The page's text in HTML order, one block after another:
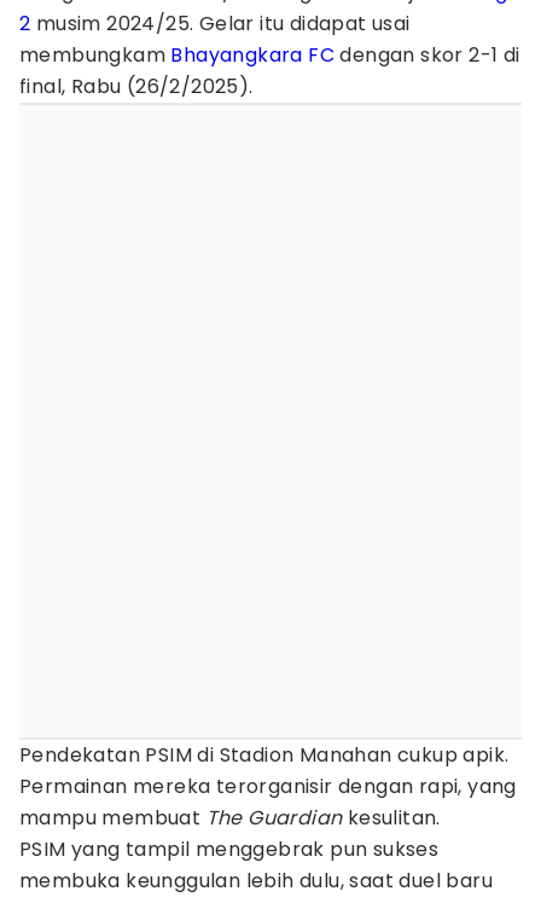
2 musim 2024/25. Gelar itu didapat usai
membungkam Bhayangkara FC dengan skor 2-1 di
final, Rabu (26/2/2025).
Pendekatan PSIM di Stadion Manahan cukup apik.
Permainan mereka terorganisir dengan rapi, yang
mampu membuat The Guardiankesulitan.
PSIM yang tampil menggebrak pun sukses
membuka keunggulan lebih dulu, saat duel baru